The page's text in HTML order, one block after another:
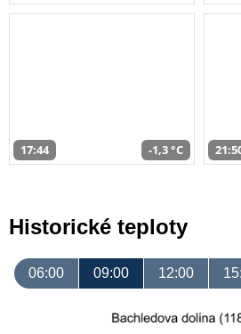
17:44 -1,3 °C
Historické teploty
06:00 09:00 12:00